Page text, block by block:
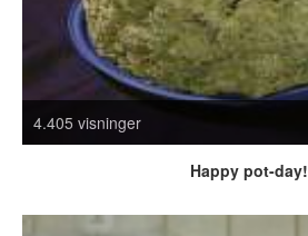
Crazy Stuff
Dyr
Facebook mm.
Kodak Moments
Nasty Shit!
4.405 visninger
Happy pot-day!